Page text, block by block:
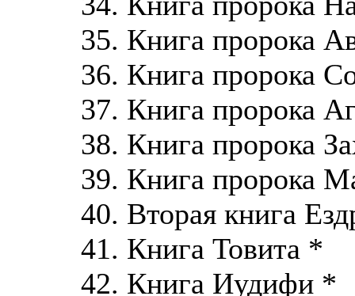
35. Книга пророка
36. Книга пророка
37. Книга пророка
38. Книга пророка
39. Книга пророка
40. Вторая книга
41. Книга Товита *
42. Книга Иудифи *